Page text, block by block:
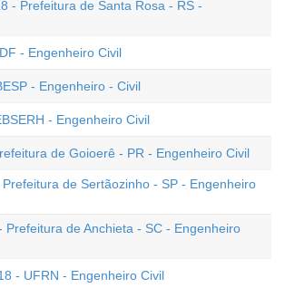
- Prefeitura de Santa Rosa - RS -
- Engenheiro Civil
- Engenheiro - Civil
- Engenheiro Civil
de Goioerê - PR - Engenheiro Civil
de Sertãozinho - SP - Engenheiro
Prefeitura de Anchieta - SC - Engenheiro
- UFRN - Engenheiro Civil